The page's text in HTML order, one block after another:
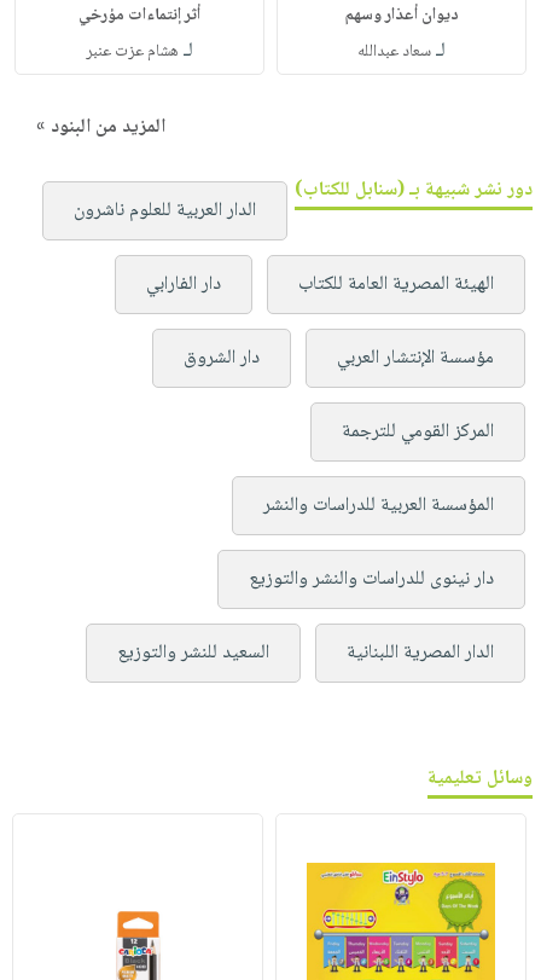
ديوان أعذار وسهم
لـسعاد عبدالله
أثر إنتماءات مؤرخي
لـ هشام عزت عنبر
المزيد من البنود »
دور نشر شبيهة بـ (سنابل للكتاب)
الدار العربية للعلوم ناشرون
الهيئة المصرية العامة للكتاب دار الفارابي
مؤسسة الإنتشار العربي دار الشروق
المركز القومي للترجمة
المؤسسة العربية للدراسات والنشر
دار نينوى للدراسات والنشر والتوزيع
الدار المصرية اللبنانية السعيد للنشر والتوزيع
وسائل تعليمية